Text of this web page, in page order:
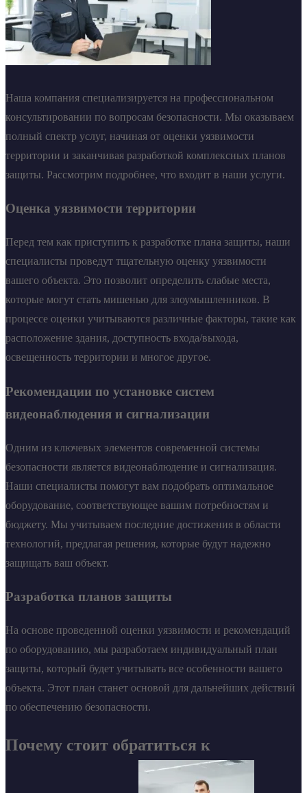
Наша компания специализируется на профессиональном
консультировании по вопросам безопасности. Мы оказываем
полный спектр услуг, начиная от оценки уязвимости
территории и заканчивая разработкой комплексных планов
защиты. Рассмотрим подробнее, что входит в наши услуги.
Оценка уязвимости территории
Перед тем как приступить к разработке плана защиты, наши
специалисты проведут тщательную оценку уязвимости
вашего объекта. Это позволит определить слабые места,
которые могут стать мишенью для злоумышленников. В
процессе оценки учитываются различные факторы, такие как
расположение здания, доступность входа/выхода,
освещенность территории и многое другое.
Рекомендации по установке систем
видеонаблюдения и сигнализации
Одним из ключевых элементов современной системы
безопасности является видеонаблюдение и сигнализация.
Наши специалисты помогут вам подобрать оптимальное
оборудование, соответствующее вашим потребностям и
бюджету. Мы учитываем последние достижения в области
технологий, предлагая решения, которые будут надежно
защищать ваш объект.
Разработка планов защиты
На основе проведенной оценки уязвимости и рекомендаций
по оборудованию, мы разработаем индивидуальный план
защиты, который будет учитывать все особенности вашего
объекта. Этот план станет основой для дальнейших действий
по обеспечению безопасности.
Почему стоит обратиться к